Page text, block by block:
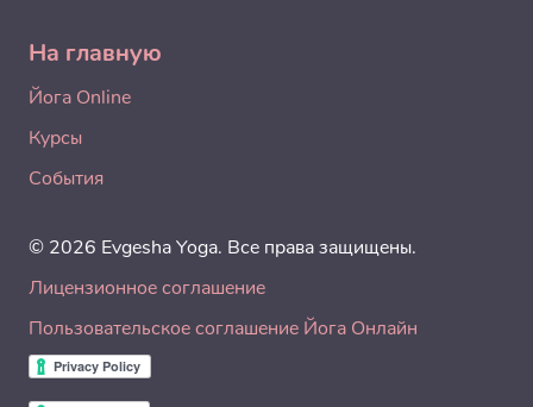
На главную
Йога Online
Курсы
События
© 2026 Evgesha Yoga. Все права защищены.
Лицензионное соглашение
Пользовательское соглашение Йога Онлайн